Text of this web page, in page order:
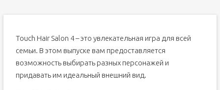
Touch Hair Salon 4 – это увлекательная игра для всей
семьи. В этом выпуске вам предоставляется
возможность выбирать разных персонажей и
придавать им идеальный внешний вид.